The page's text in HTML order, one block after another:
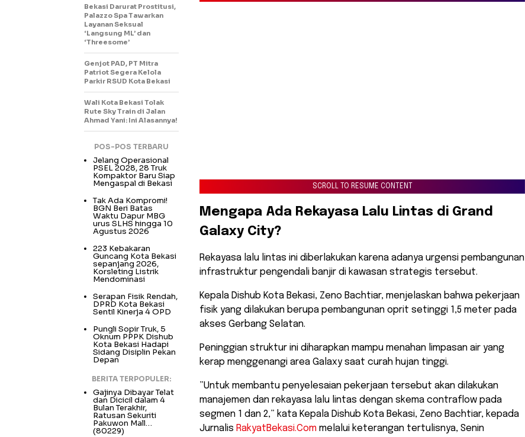
SCROLL TO RESUME CONTENT
​Mengapa Ada Rekayasa Lalu Lintas di Grand
Galaxy City?
​Rekayasa lalu lintas ini diberlakukan karena adanya urgensi pembangunan
infrastruktur pengendali banjir di kawasan strategis tersebut.
Kepala Dishub Kota Bekasi, Zeno Bachtiar, menjelaskan bahwa pekerjaan
fisik yang dilakukan berupa pembangunan oprit setinggi 1,5 meter pada
akses Gerbang Selatan.
Peninggian struktur ini diharapkan mampu menahan limpasan air yang
kerap menggenangi area Galaxy saat curah hujan tinggi.
​”Untuk membantu penyelesaian pekerjaan tersebut akan dilakukan
manajemen dan rekayasa lalu lintas dengan skema contraflow pada
segmen 1 dan 2,” kata Kepala Dishub Kota Bekasi, Zeno Bachtiar, kepada
Jurnalis RakyatBekasi.Com melalui keterangan tertulisnya, Senin
Bekasi Darurat Prostitusi,
Palazzo Spa Tawarkan
Layanan Seksual
‘Langsung ML’ dan
‘Threesome’
Genjot PAD, PT Mitra
Patriot Segera Kelola
Parkir RSUD Kota Bekasi
Wali Kota Bekasi Tolak
Rute Sky Train di Jalan
Ahmad Yani: Ini Alasannya!
POS-POS TERBARU
Jelang Operasional
PSEL 2028, 28 Truk
Kompaktor Baru Siap
Mengaspal di Bekasi
Tak Ada Kompromi!
BGN Beri Batas
Waktu Dapur MBG
urus SLHS hingga 10
Agustus 2026
223 Kebakaran
Guncang Kota Bekasi
sepanjang 2026,
Korsleting Listrik
Mendominasi
Serapan Fisik Rendah,
DPRD Kota Bekasi
Sentil Kinerja 4 OPD
Pungli Sopir Truk, 5
Oknum PPPK Dishub
Kota Bekasi Hadapi
Sidang Disiplin Pekan
Depan
BERITA TERPOPULER:
Gajinya Dibayar Telat
dan Dicicil dalam 4
Bulan Terakhir,
Ratusan Sekuriti
Pakuwon Mall…
(80229)